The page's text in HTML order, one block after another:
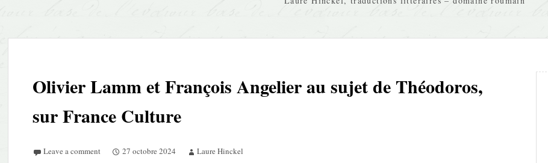
Olivier Lamm et François Angelier au sujet de Théodoros,
sur France Culture
Leave a comment 27 octobre 2024 Laure Hinckel